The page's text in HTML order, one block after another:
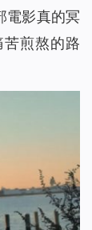
電影真的冥
煎熬的路